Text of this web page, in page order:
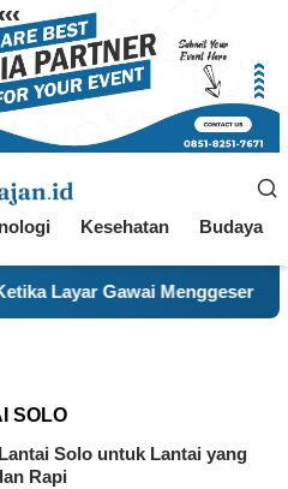
Kesehatan Budaya
Gawai Menggeser Komunikasi
SOLO
Solo untuk Lantai yang
Rapi